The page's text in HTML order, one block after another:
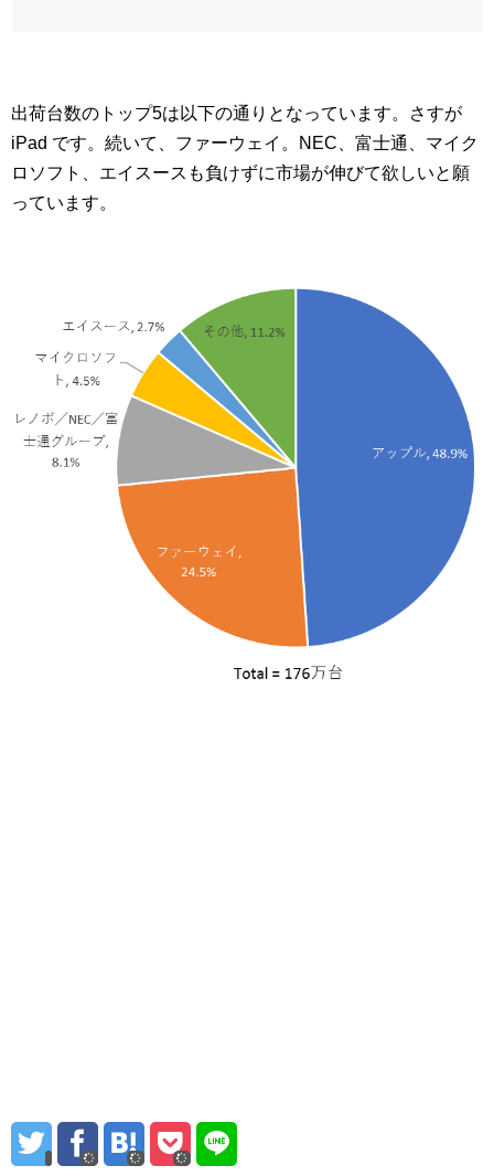
出荷台数のトップ5は以下の通りとなっています。さすが
iPad です。続いて、ファーウェイ。NEC、富士通、マイク
ロソフト、エイスースも負けずに市場が伸びて欲しいと願
っています。